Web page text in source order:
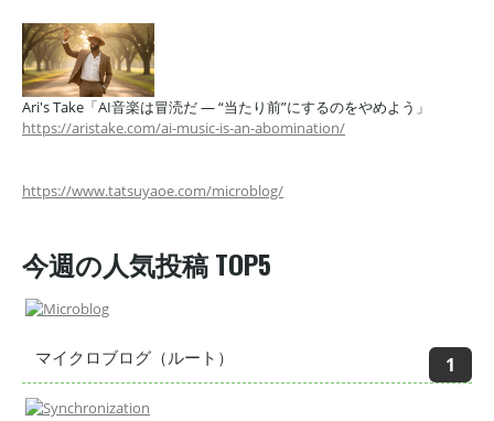
Ari's Take「AI音楽は冒涜だ — “当たり前”にするのをやめよう」
https://aristake.com/ai-music-is-an-abomination/
https://www.tatsuyaoe.com/microblog/
今週の人気投稿 TOP5
マイクロブログ（ルート）